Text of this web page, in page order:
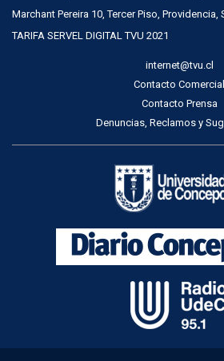
Marchant Pereira 10, Tercer Piso, Providencia,
TARIFA SERVEL DIGITAL TVU 2021
internet@tvu.cl
Contacto Comercial
Contacto Prensa
Denuncias, Reclamos y